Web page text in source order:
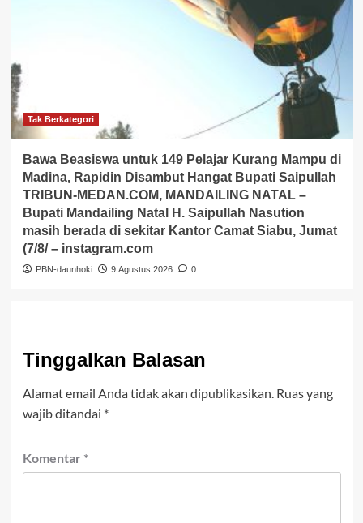
Tak Berkategori
Bawa Beasiswa untuk 149 Pelajar Kurang Mampu di
Madina, Rapidin Disambut Hangat Bupati Saipullah
TRIBUN-MEDAN.COM, MANDAILING NATAL –
Bupati Mandailing Natal H. Saipullah Nasution
masih berada di sekitar Kantor Camat Siabu, Jumat
(7/8/ – instagram.com
PBN-daunhoki 9 Agustus 2026 0
Tinggalkan Balasan
Alamat email Anda tidak akan dipublikasikan. Ruas yang
wajib ditandai *
Komentar *